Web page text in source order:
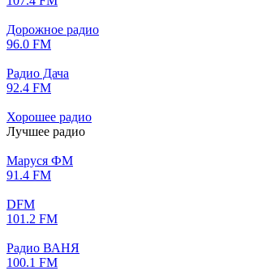
Дорожное радио
96.0 FM
Радио Дача
92.4 FM
Хорошее радио
Лучшее радио
Маруся ФМ
91.4 FM
DFM
101.2 FM
Радио ВАНЯ
100.1 FM